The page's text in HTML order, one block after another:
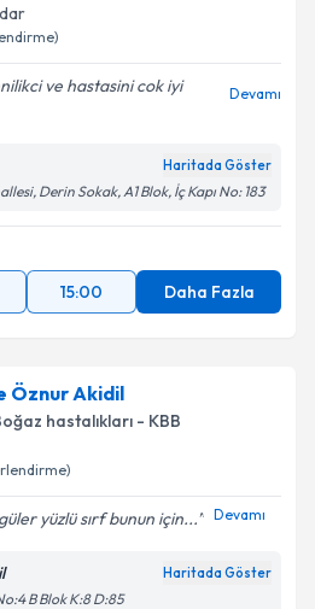
ve hastasini cok iyi
Devamı
Haritada Göster
Derin Sokak, A1 Blok, İç Kapı No: 183
15:00 Daha Fazla
Öznur Akidil
hastalıkları - KBB
yüzlü sırf bunun için... Devamı
Haritada Göster
B Blok K:8 D:85